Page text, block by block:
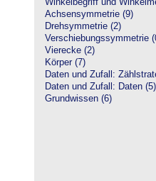
Winkelbegriff und
Achsensymmetrie (9)
Drehsymmetrie (2)
Verschiebungssymmetrie
Vierecke (2)
Körper (7)
Daten und Zufall:
Daten und Zufall: Daten (5)
Grundwissen (6)